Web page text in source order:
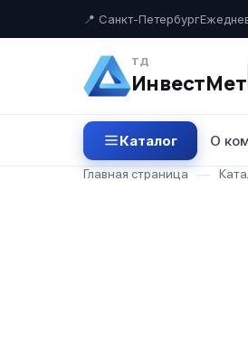
📍 Санкт-Петербург
ТД
ИнвестМет
Каталог О
Главная страница —